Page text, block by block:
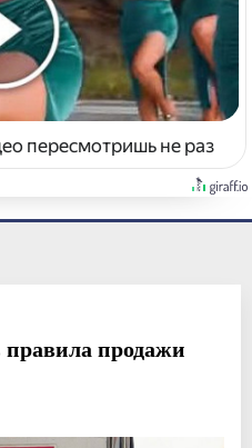
пересмотришь не раз
продажи